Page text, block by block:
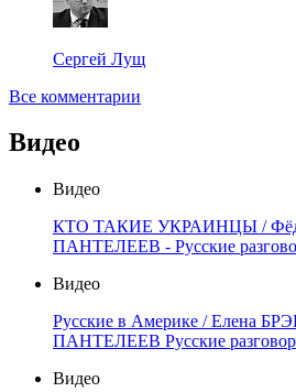
Сергей Лущ
Все комментарии
Видео
Видео
КТО ТАКИЕ УКРАИНЦЫ /
ПАНТЕЛЕЕВ - Русские
Видео
Русские в Америке / Елена
ПАНТЕЛЕЕВ Русские
Видео